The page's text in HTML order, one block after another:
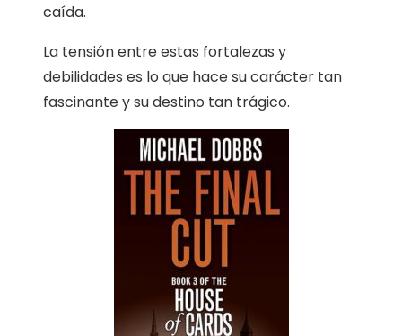
caída.
La tensión entre estas fortalezas y
debilidades es lo que hace su carácter tan
fascinante y su destino tan trágico.